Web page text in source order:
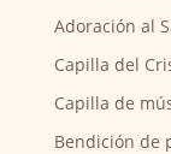
Adoración al
Capilla del
Capilla de
Bendición de